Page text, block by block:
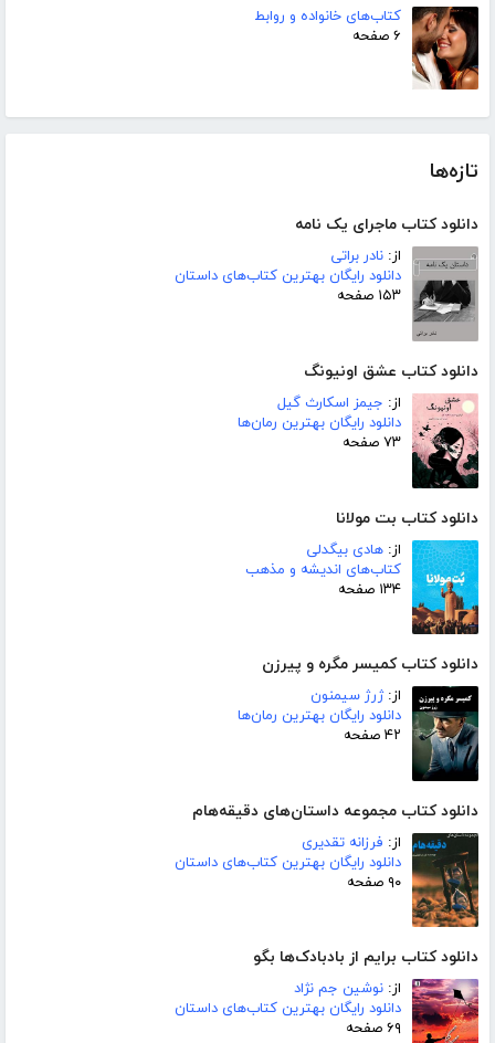
کتاب‌های خانواده و روابط
۶ صفحه
تازه‌ها
دانلود کتاب ماجرای یک نامه
از: نادر براتی
دانلود رایگان بهترین کتاب‌های داستان
۱۵۳ صفحه
دانلود کتاب عشق اونیونگ
از: جیمز اسکارث گیل
دانلود رایگان بهترین رمان‌ها
۷۳ صفحه
دانلود کتاب بت مولانا
از: هادی بیگدلی
کتاب‌های اندیشه و مذهب
۱۳۴ صفحه
دانلود کتاب کمیسر مگره و پیرزن
از:ژرژ سیمنون
دانلود رایگان بهترین رمان‌ها
۴۲ صفحه
دانلود کتاب مجموعه داستان‌های دقیقه‌هام
از: فرزانه تقدیری
دانلود رایگان بهترین کتاب‌های داستان
۹۰ صفحه
دانلود کتاب برایم از بادبادک‌ها بگو
از: نوشین جم نژاد
دانلود رایگان بهترین کتاب‌های داستان
۶۹ صفحه